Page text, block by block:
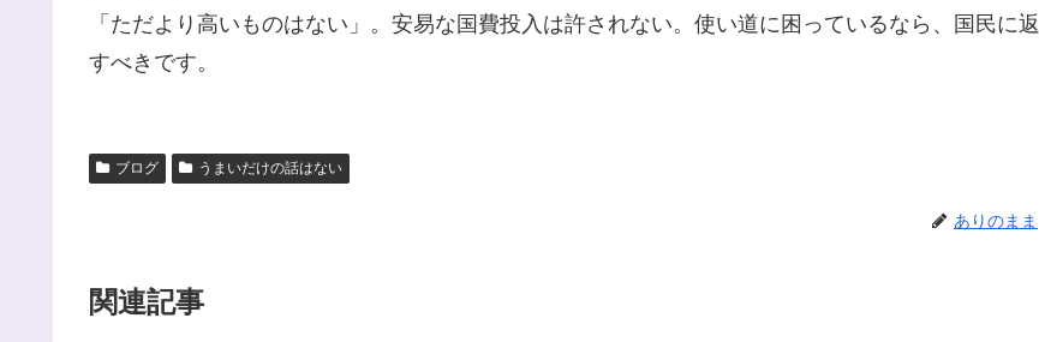
「ただより高いものはない」。安易な国費投入は許されない。使い道に困っているなら、国民に返
すべきです。
ブログ うまいだけの話はない
ありのまま
関連記事